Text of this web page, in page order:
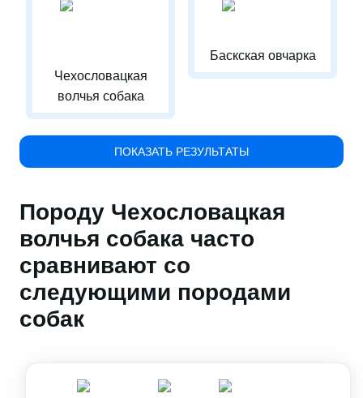
Чехословацкая
волчья собака
Баскская овчарка
ПОКАЗАТЬ РЕЗУЛЬТАТЫ
Породу Чехословацкая
волчья собака часто
сравнивают со
следующими породами
собак